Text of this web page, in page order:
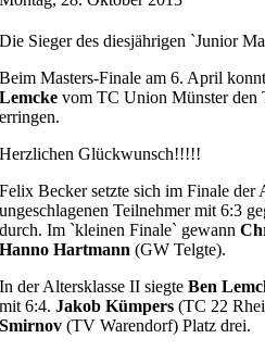
Die Sieger des diesjährigen `Junior
Beim Masters-Finale am 6. April
Lemcke vom TC Union Münster den
erringen.
Herzlichen Glückwunsch!!!!!
Felix Becker setzte sich im Finale
ungeschlagenen Teilnehmer mit 6:3
durch. Im `kleinen Finale` gewann
Hanno Hartmann (GW Telgte).
In der Altersklasse II siegte Ben
mit 6:4. Jakob Kümpers (TC 22
Smirnov (TV Warendorf) Platz drei.